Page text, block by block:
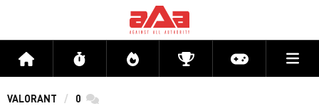
Accueil Flux Directs CompétitionsActu jeux
VALORANT 0 commentaires